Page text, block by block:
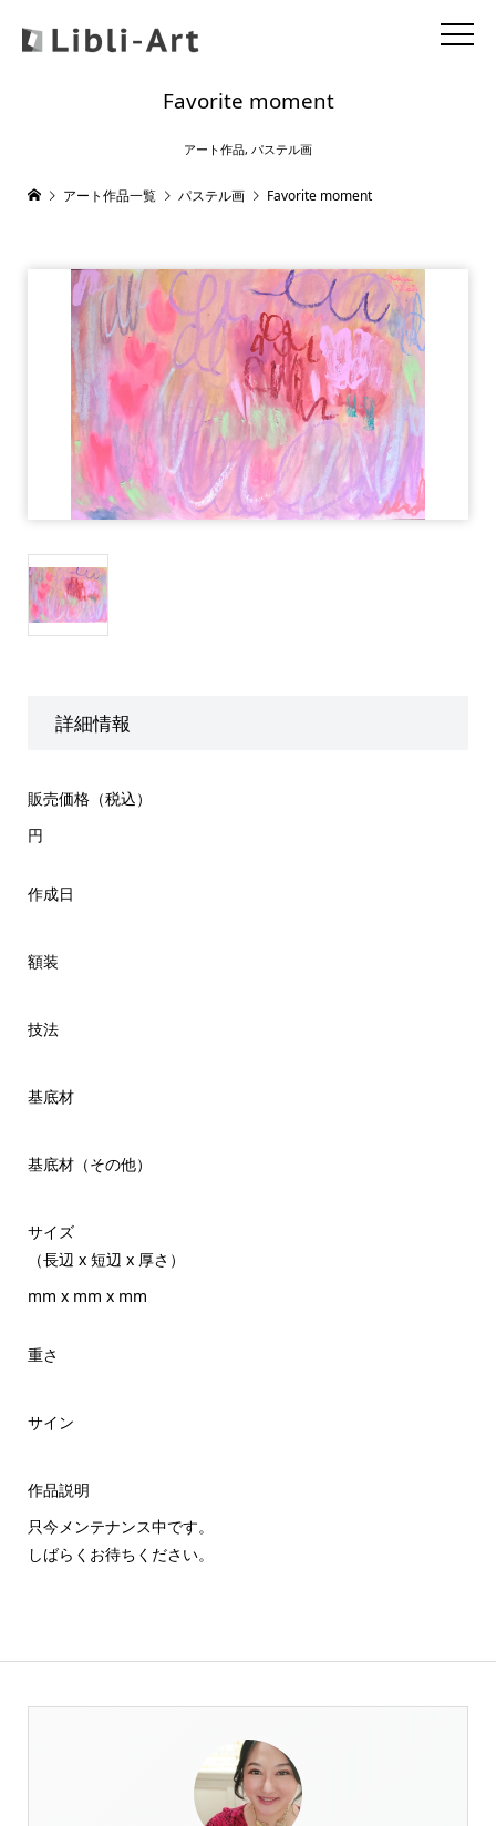
Favorite moment
アート作品, パステル画
アート作品一覧 パステル画 Favorite moment
詳細情報
販売価格（税込）
円
作成日
額装
技法
基底材
基底材（その他）
サイズ
（長辺 x 短辺 x 厚さ）
mm x mm x mm
重さ
サイン
作品説明
只今メンテナンス中です。
しばらくお待ちください。